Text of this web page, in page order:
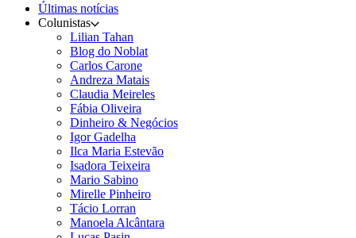
Últimas notícias
Colunistas
Lilian Tahan
Blog do Noblat
Carlos Carone
Andreza Matais
Claudia Meireles
Fábia Oliveira
Dinheiro & Negócios
Igor Gadelha
Ilca Maria Estevão
Isadora Teixeira
Mario Sabino
Mirelle Pinheiro
Tácio Lorran
Manoela Alcântara